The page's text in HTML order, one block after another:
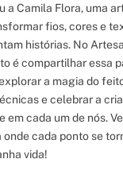
a Camila Flora, uma
fios, cores e
histórias. No
é compartilhar essa
a magia do
e celebrar a
em cada um de nós.
onde cada ponto se
vida!